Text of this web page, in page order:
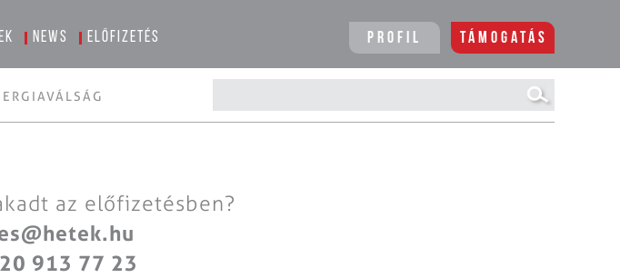
News Előfizetés Profil Támogatás
az előfizetésben?
913 77 23